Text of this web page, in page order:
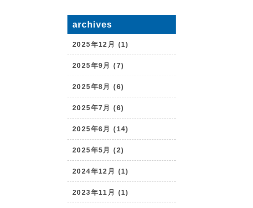
archives
2025年12月 (1)
2025年9月 (7)
2025年8月 (6)
2025年7月 (6)
2025年6月 (14)
2025年5月 (2)
2024年12月 (1)
2023年11月 (1)